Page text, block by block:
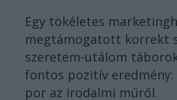
Egy tökéletes
megtámogatott korrekt
szeretem-utálom
fontos pozitív eredmény:
por az irodalmi műről.